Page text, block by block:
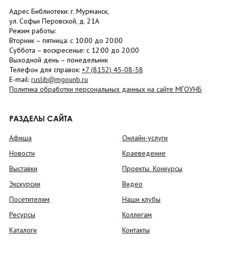
Адрес Библиотеки: г. Мурманск,
ул. Софьи Перовской, д. 21А
Режим работы:
Вторник – пятница: с 10:00 до 20:00
Суббота – воскресенье: c 12:00 до 20:00
Выходной день – понедельник
Телефон для справок: +7 (8152) 45-08-58
E-mail: ruslib@mgounb.ru
Политика обработки персональных данных на сайте МГОУНБ
РАЗДЕЛЫ САЙТА
Афиша
Новости
Выставки
Экскурсии
Посетителям
Ресурсы
Каталоги
Онлайн-услуги
Краеведение
Проекты. Конкурсы
Видео
Наши клубы
Коллегам
Контакты